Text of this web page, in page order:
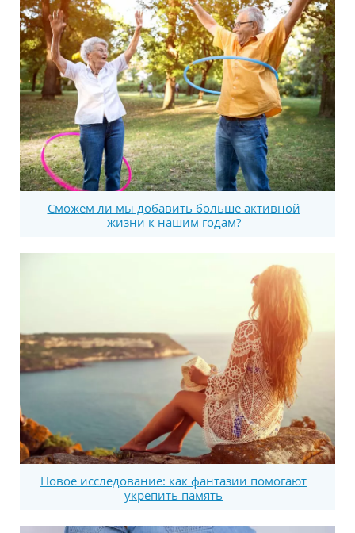
Сможем ли мы добавить больше активной
жизни к нашим годам?
Новое исследование: как фантазии помогают
укрепить память